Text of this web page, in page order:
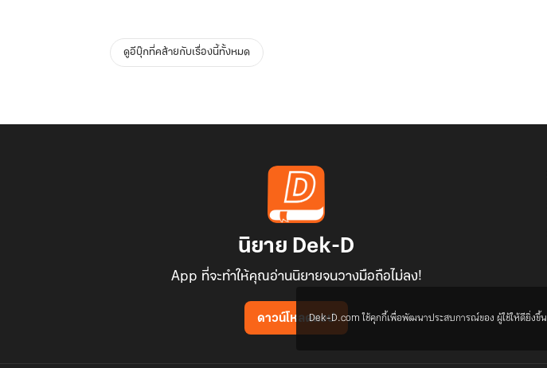
ดูอีบุ๊กที่คล้ายกับเรื่องนี้ทั้งหมด
นิยาย Dek-D
App ที่จะทำให้คุณอ่านนิยายจนวางมือถือไม่ลง!
ดาวน์โหลดแอปDek-D.com ใช้คุกกี้เพื่อพัฒนาประสบการณ์ของ ผู้ใช้ให้ดียิ่งขึ้น